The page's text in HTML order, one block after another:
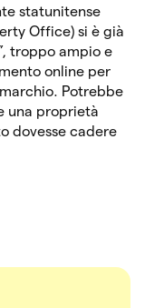
statunitense
Office) si è già
troppo ampio e
online per
Potrebbe
una proprietà
dovesse cadere